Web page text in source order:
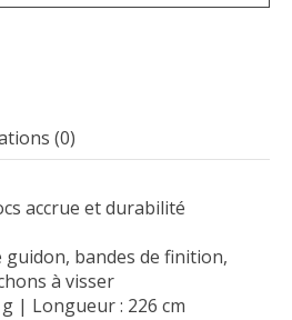
(0)
accrue et durabilité
guidon, bandes de finition,
à visser
g | Longueur : 226 cm